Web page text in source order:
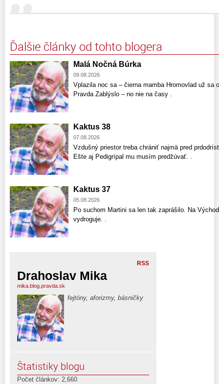
Ďalšie články od tohto blogera
Malá Nočná Búrka
09.08.2026
Vplazila noc sa – čierna mamba Hromovlad už sa
Pravda Zablýslo – no nie na časy .
Kaktus 38
07.08.2026
Vzdušný priestor treba chrániť najmä pred
Ešte aj Pedigrípal mu musím predžúvať. .
Kaktus 37
05.08.2026
Po suchom Martini sa len tak zaprášilo. Na
vydroguje. .
RSS
Drahoslav Mika
mika.blog.pravda.sk
fejtóny, aforizmy, básničky
Štatistiky blogu
Počet článkov: 2,660